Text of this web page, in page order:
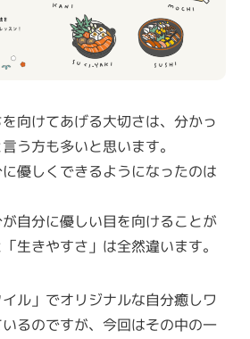
向けてあげる大切さは、分かっ
う方も多いと思います。
優しくできるようになったのは
自分に優しい目を向けることが
生きやすさ」は全然違います。
ル」でオリジナルな自分癒しワ
るのですが、今回はその中の一